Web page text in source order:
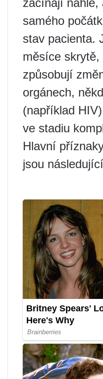
začínají náhle,
samého
stav pacienta.
měsíce skrytě,
způsobují
orgánech,
(například
ve stadiu
Hlavní
jsou